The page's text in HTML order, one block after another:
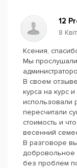
12
8
Ксения,
Мы
В своем
курса на курс
использовали
пересчитали
стоимость и
весенний
В разговоре
добровольное
без проблем